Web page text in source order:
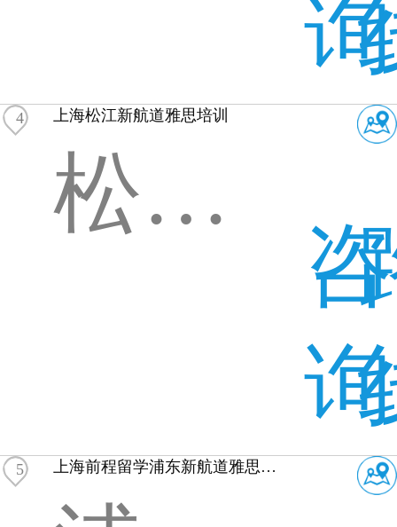
询
4 上海松江新航道雅思培训
松江区文汇路
咨
询
5 上海前程留学浦东新航道雅思培训